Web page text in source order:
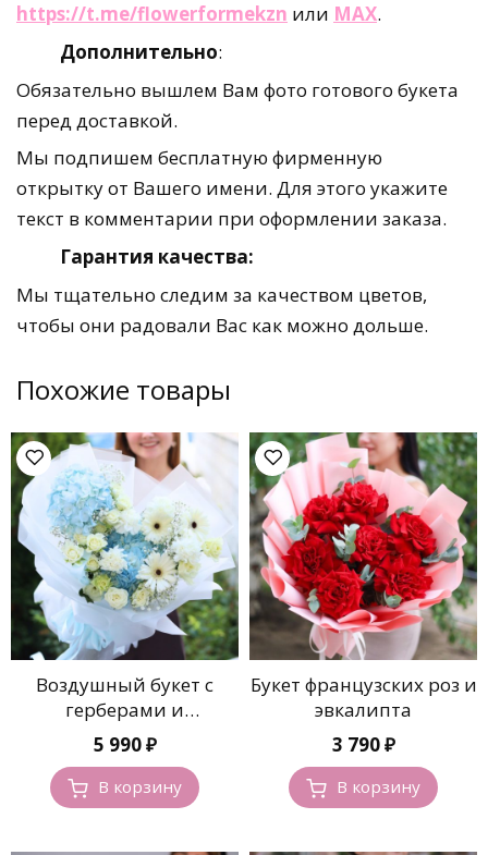
https://t.me/flowerformekzn или MAX.
Дополнительно:
Обязательно вышлем Вам фото готового букета
перед доставкой.
Мы подпишем бесплатную фирменную
открытку от Вашего имени. Для этого укажите
текст в комментарии при оформлении заказа.
Гарантия качества:
Мы тщательно следим за качеством цветов,
чтобы они радовали Вас как можно дольше.
Похожие товары
Воздушный букет с
герберами и
гипсофилой
5 990₽
В корзину
Букет французских роз и
эвкалипта
3 790₽
В корзину